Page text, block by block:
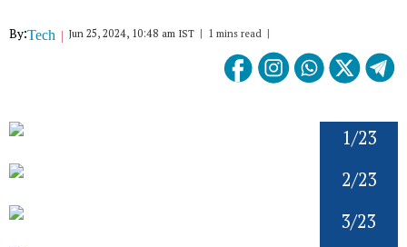
By:Tech Jun 25, 2024, 10:48 am IST 1 mins read
1/23
2/23
3/23